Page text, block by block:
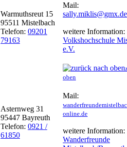
Warmuthsreut 15
95511 Mistelbach
Telefon: 09201
79163
Mail:
sally.miklis@gmx.de
weitere Information:
Volkshochschule
e.V.
oben
Asternweg 31
95447 Bayreuth
Telefon: 0921 /
61850
Mail:
online.de
weitere Information:
Wanderfreunde